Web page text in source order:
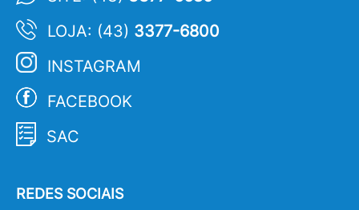
LOJA: (43) 3377-6800
INSTAGRAM
FACEBOOK
SAC
REDES SOCIAIS